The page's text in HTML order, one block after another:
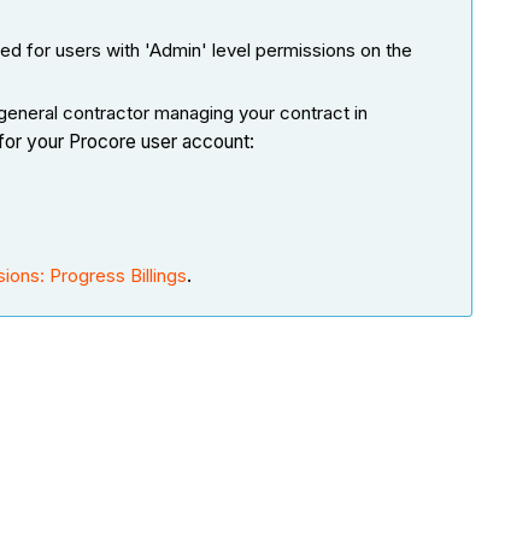
for users with 'Admin' level permissions on the
contractor managing your contract in
your Procore user account:
Progress Billings.